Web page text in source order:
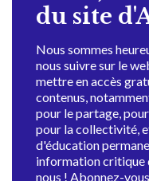
du site
Nous sommes
nous suivre sur le
mettre en accès
contenus,
pour le partage,
pour la collectivité,
d'éducation
information critique
nous ! Abonnez-